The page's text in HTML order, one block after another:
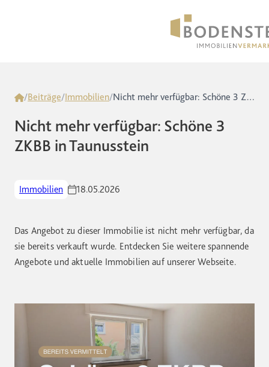
Home
/Beiträge/Immobilien/ Nicht mehr verfügbar: Schöne 3 ZKBB in Taunusstein
Nicht mehr verfügbar: Schöne 3
ZKBB in Taunusstein
Immobilien 18.05.2026
Das Angebot zu dieser Immobilie ist nicht mehr verfügbar, da
sie bereits verkauft wurde. Entdecken Sie weitere spannende
Angebote und aktuelle Immobilien auf unserer Webseite.